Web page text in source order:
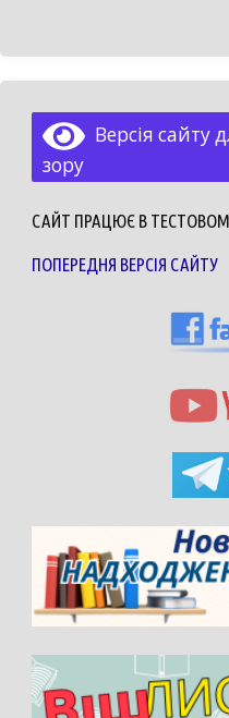
Версія сайту
зору
САЙТ ПРАЦЮЄ В
ПОПЕРЕДНЯ ВЕРСІЯ САЙТУ